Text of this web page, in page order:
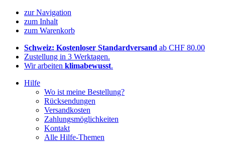
zur Navigation
zum Inhalt
zum Warenkorb
Schweiz: Kostenloser Standardversand ab CHF 80.00
Zustellung in 3 Werktagen.
Wir arbeiten klimabewusst.
Hilfe
Wo ist meine Bestellung?
Rücksendungen
Versandkosten
Zahlungsmöglichkeiten
Kontakt
Alle Hilfe-Themen